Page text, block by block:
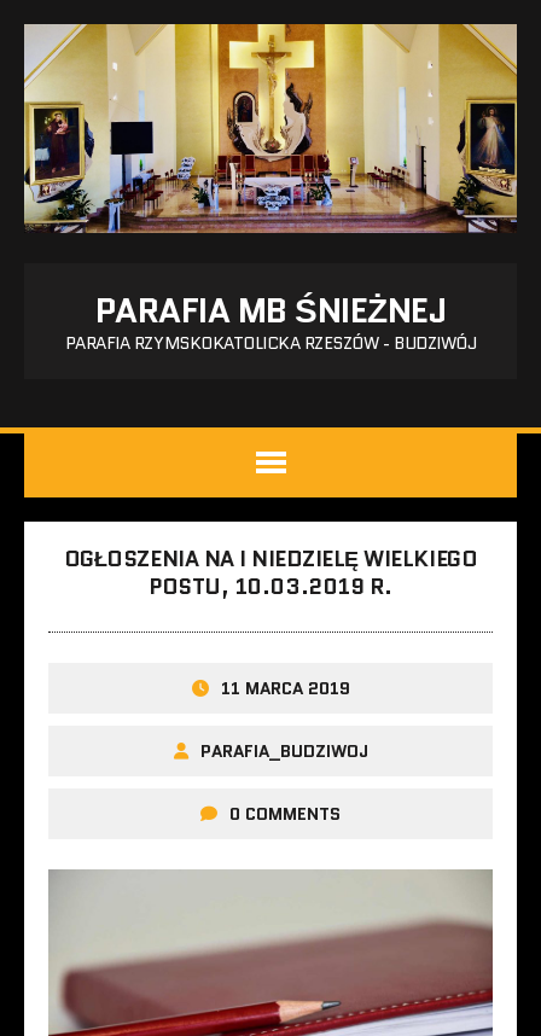
PARAFIA MB ŚNIEŻNEJ
PARAFIA RZYMSKOKATOLICKA RZESZÓW - BUDZIWÓJ
OGŁOSZENIA NA I NIEDZIELĘ WIELKIEGO
POSTU, 10.03.2019 R.
11 MARCA 2019
PARAFIA_BUDZIWOJ
0 COMMENTS